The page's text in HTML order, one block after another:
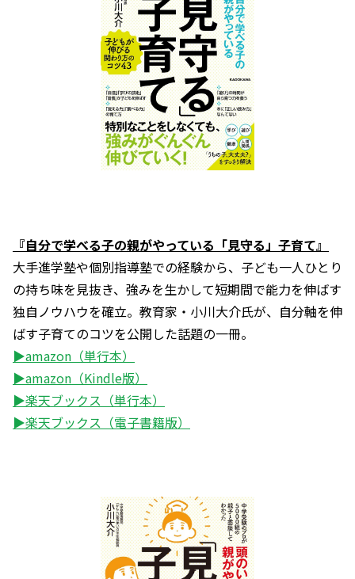
『自分で学べる子の親がやっている「見守る」子育て』
大手進学塾や個別指導塾での経験から、子ども一人ひとり
の持ち味を見抜き、強みを生かして短期間で能力を伸ばす
独自ノウハウを確立。教育家・小川大介氏が、自分軸を伸
ばす子育てのコツを公開した話題の一冊。
▶amazon（単行本）
▶amazon（Kindle版）
▶楽天ブックス（単行本）
▶楽天ブックス（電子書籍版）